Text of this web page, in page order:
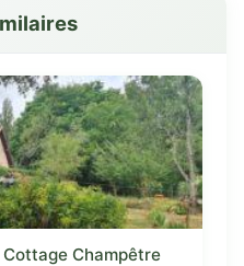
Champêtre